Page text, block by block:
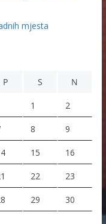
mjesta
P S N
1 2
8 9
15 16
22 23
29 30